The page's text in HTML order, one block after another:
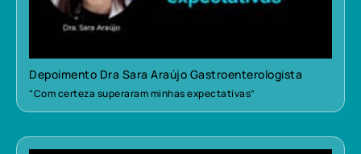
Depoimento Dra Sara Araújo Gastroenterologista
“Com certeza superaram minhas expectativas”